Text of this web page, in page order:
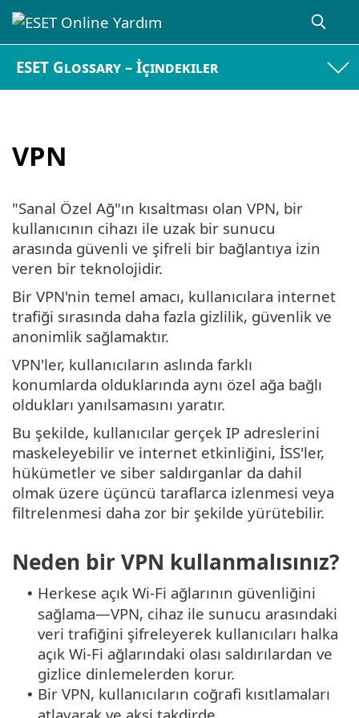
ESET Glossary – İçindekiler
VPN
"Sanal Özel Ağ"ın kısaltması olan VPN, bir
kullanıcının cihazı ile uzak bir sunucu
arasında güvenli ve şifreli bir bağlantıya izin
veren bir teknolojidir.
Bir VPN'nin temel amacı, kullanıcılara internet
trafiği sırasında daha fazla gizlilik, güvenlik ve
anonimlik sağlamaktır.
VPN'ler, kullanıcıların aslında farklı
konumlarda olduklarında aynı özel ağa bağlı
oldukları yanılsamasını yaratır.
Bu şekilde, kullanıcılar gerçek IP adreslerini
maskeleyebilir ve internet etkinliğini, İSS'ler,
hükümetler ve siber saldırganlar da dahil
olmak üzere üçüncü taraflarca izlenmesi veya
filtrelenmesi daha zor bir şekilde yürütebilir.
Neden bir VPN kullanmalısınız?
• Herkese açık Wi-Fi ağlarının güvenliğini
sağlama—VPN, cihaz ile sunucu arasındaki
veri trafiğini şifreleyerek kullanıcıları halka
açık Wi-Fi ağlarındaki olası saldırılardan ve
gizlice dinlemelerden korur.
• Bir VPN, kullanıcıların coğrafi kısıtlamaları